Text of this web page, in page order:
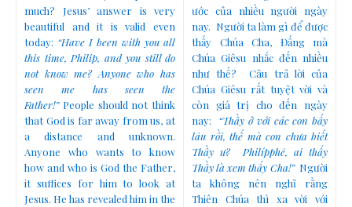
much? Jesus’ answer is very
beautiful and it is valid even
today: “Have I been with you all
this time, Philip, and you still do
not know me? Anyone who has
seen me has seen the
Father!” People should not think
that God is far away from us, at
a distance and unknown.
Anyone who wants to know
how and who is God the Father,
it suffices for him to look at
Jesus. He has revealed him in the
ước của nhiều người ngày
nay. Người ta làm gì để được
thấy Chúa Cha, Đấng mà
Chúa Giêsu nhắc đến nhiều
như thế? Câu trả lời của
Chúa Giêsu rất tuyệt vời và
còn giá trị cho đến ngày
nay: “Thầy ở với các con bấy
lâu rồi, thế mà con chưa biết
Thầy ư? Philípphê, ai thấy
Thầy là xem thấy Cha!”Người
ta không nên nghĩ rằng
Thiên Chúa thì xa vời với